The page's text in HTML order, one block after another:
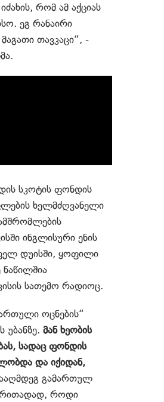
რომ ამ აქციას
ეგ რანაირი
თავკაცი“, -
სკოტის ფონდის
ხელმძღვანელი
ინგლისური ენის
დუისში, ყოფილი
ნაწილშია
სათემო რადიოც.
ოცნების“
უბანზე. მან ხეობის
სადაც ფონდის
და იქიდან,
გამართულ
როდი